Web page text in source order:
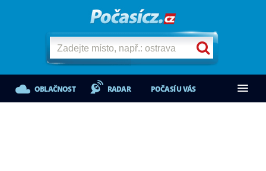
OBLAČNOST RADAR POČASÍ U VÁS